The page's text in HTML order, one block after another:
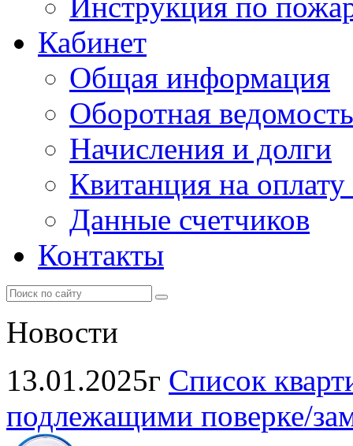
Кабинет
Общая информация
Оборотная ведомость
Начисления и долги
Квитанция на
Данные счетчиков
Контакты
Новости
13.01.2025г Список
подлежащими поверке/